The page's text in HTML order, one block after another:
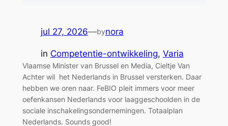
jul 27, 2026—bynora
in Competentie-ontwikkeling, Varia
Vlaamse Minister van Brussel en Media, Cieltje Van
Achter wil het Nederlands in Brussel versterken. Daar
hebben we oren naar. FeBIO pleit immers voor meer
oefenkansen Nederlands voor laaggeschoolden in de
sociale inschakelingsondernemingen. Totaalplan
Nederlands. Sounds good!